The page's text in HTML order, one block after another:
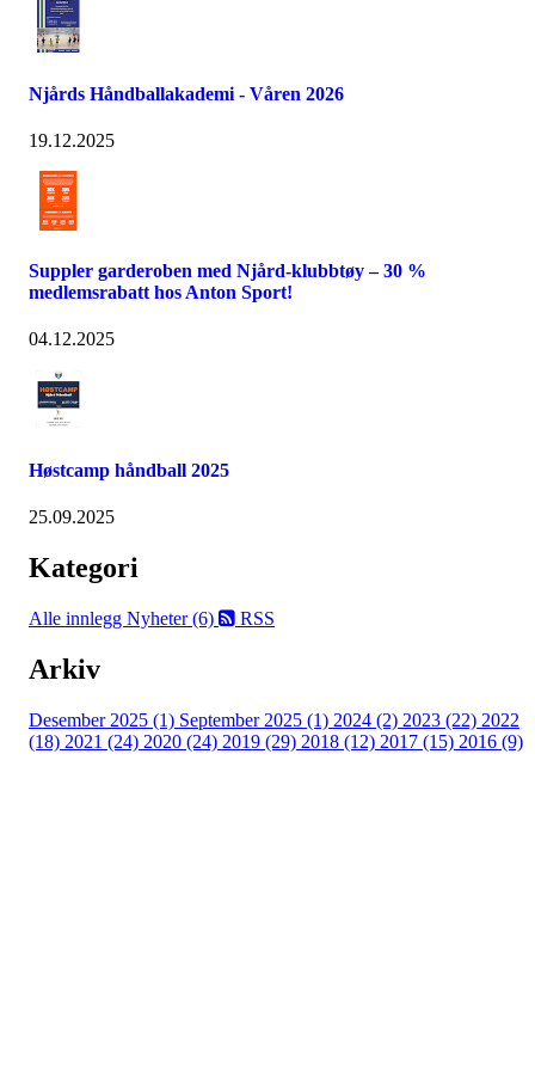
Njårds Håndballakademi - Våren 2026
19.12.2025
Suppler garderoben med Njård-klubbtøy – 30 %
medlemsrabatt hos Anton Sport!
04.12.2025
Høstcamp håndball 2025
25.09.2025
Kategori
Alle innlegg Nyheter (6) RSS
Arkiv
Desember 2025 (1) September 2025 (1) 2024 (2) 2023 (22) 2022
(18) 2021 (24) 2020 (24) 2019 (29) 2018 (12) 2017 (15) 2016 (9)